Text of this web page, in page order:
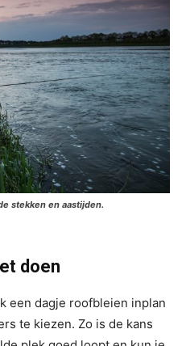
stekken en aastijden.
doen
een dagje roofbleien inplan
te kiezen. Zo is de kans